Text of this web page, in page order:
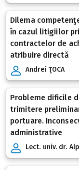
Dilema
în cazul litigiilor
contractelor de
atribuire directă
Andrei ŢOCA
Probleme dificile
trimitere
portuare.
administrative
Lect. univ. dr.